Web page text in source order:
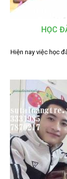
HỌC
Hiện nay việc học